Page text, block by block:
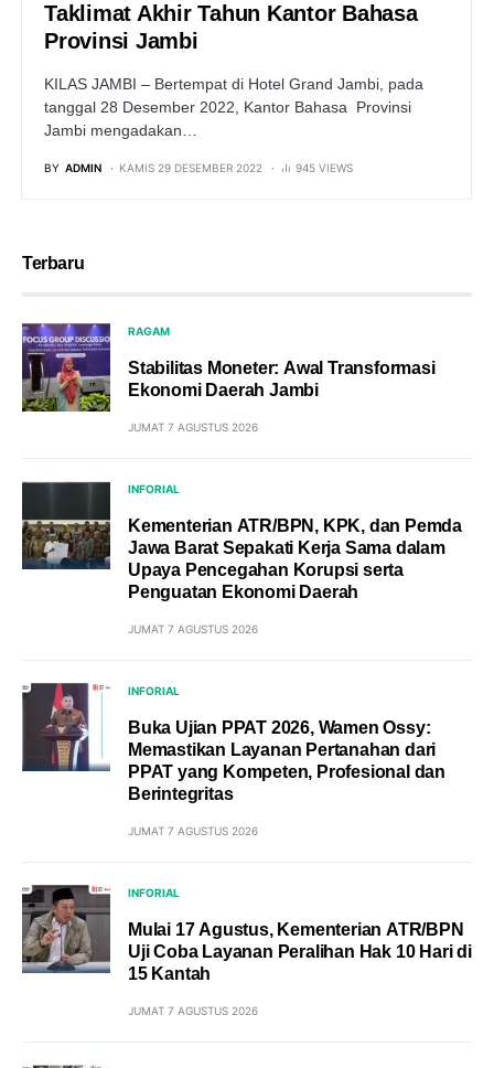
Taklimat Akhir Tahun Kantor Bahasa
Provinsi Jambi
KILAS JAMBI – Bertempat di Hotel Grand Jambi, pada
tanggal 28 Desember 2022, Kantor Bahasa Provinsi
Jambi mengadakan…
BY ADMIN KAMIS 29 DESEMBER 2022 945 VIEWS
Terbaru
RAGAM
Stabilitas Moneter: Awal Transformasi
Ekonomi Daerah Jambi
JUMAT 7 AGUSTUS 2026
INFORIAL
Kementerian ATR/BPN, KPK, dan Pemda
Jawa Barat Sepakati Kerja Sama dalam
Upaya Pencegahan Korupsi serta
Penguatan Ekonomi Daerah
JUMAT 7 AGUSTUS 2026
INFORIAL
Buka Ujian PPAT 2026, Wamen Ossy:
Memastikan Layanan Pertanahan dari
PPAT yang Kompeten, Profesional dan
Berintegritas
JUMAT 7 AGUSTUS 2026
INFORIAL
Mulai 17 Agustus, Kementerian ATR/BPN
Uji Coba Layanan Peralihan Hak 10 Hari di
15 Kantah
JUMAT 7 AGUSTUS 2026